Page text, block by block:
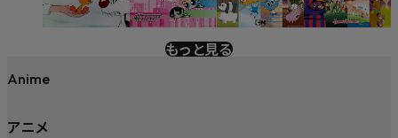
もっと見る
Anime
アニメ